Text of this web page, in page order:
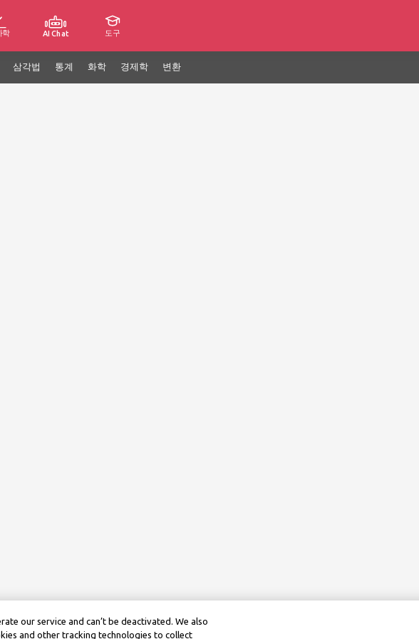
학 AI Chat 도구
삼각법 통계 화학 경제학 변환
our service and can’t be deactivated. We also
and other tracking technologies to collect